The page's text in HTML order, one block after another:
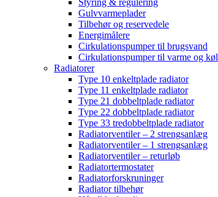
Styring & regulering
Gulvvarmeplader
Tilbehør og reservedele
Energimålere
Cirkulationspumper til brugsvand
Cirkulationspumper til varme og køl
Radiatorer
Type 10 enkeltplade radiator
Type 11 enkeltplade radiator
Type 21 dobbeltplade radiator
Type 22 dobbeltplade radiator
Type 33 tredobbeltplade radiator
Radiatorventiler – 2 strengsanlæg
Radiatorventiler – 1 strengsanlæg
Radiatorventiler – returløb
Radiatortermostater
Radiatorforskruninger
Radiator tilbehør